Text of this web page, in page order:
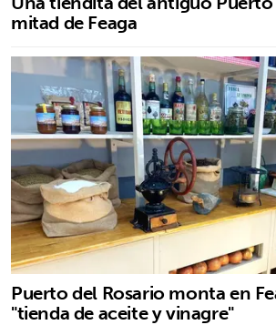
mitad de Feaga
Puerto del Rosario monta en
"tienda de aceite y vinagre"